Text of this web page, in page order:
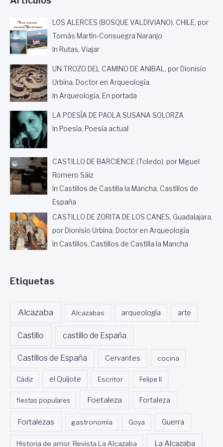
LOS ALERCES (BOSQUE VALDIVIANO). CHILE, por
Tomás Martín-Consuegra Naranjo
In Rutas, Viajar
UN TROZO DEL CAMINO DE ANIBAL, por Dionisio
Urbina, Doctor en Arqueología.
In Arqueología, En portada
LA POESÍA DE PAOLA SUSANA SOLORZA
In Poesía, Poesía actual
CASTILLO DE BARCIENCE (Toledo), por Miguel
Romero Sáiz
In Castillos de Castilla la Mancha, Castillos de
España
CASTILLO DE ZORITA DE LOS CANES, Guadalajara,
por Dionisio Urbina, Doctor en Arqueología
In Castillos, Castillos de Castilla la Mancha
Etiquetas
Alcazaba Alcazabas arqueología arte
Castillo castillo de España
Castillos de España Cervantes cocina
Cádiz el Quijote Escritor Felipe II
fiestas populares Foetaleza Fortaleza
Fortalezas gastronomía Goya Guerra
Historia de amor. Revista La Alcazaba La Alcazaba